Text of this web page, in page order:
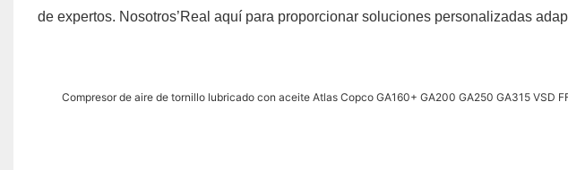
de expertos. Nosotros’Real aquí para proporcionar soluciones personalizadas
Compresor de aire de tornillo lubricado con aceite Atlas Copco GA160+ GA200 GA250 GA315 VSD